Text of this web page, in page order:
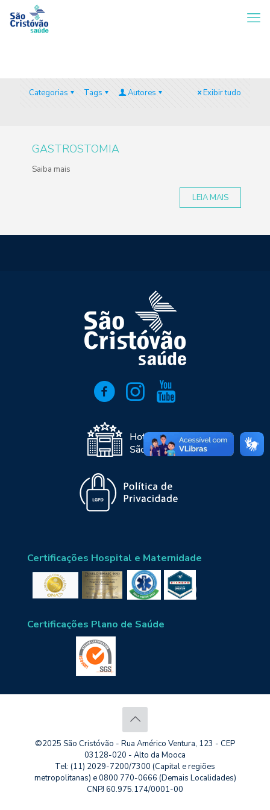
Categorias Tags Autores Exibir tudo
GASTROSTOMIA
Saiba mais
LEIA MAIS
Certificações Hospital e Maternidade
Certificações Plano de Saúde
©2025 São Cristóvão - Rua Américo Ventura, 123 - CEP
03128-020 - Alto da Mooca
Tel: (11) 2029-7200/7300 (Capital e regiões
metropolitanas) e 0800 770-0666 (Demais Localidades)
CNPJ 60.975.174/0001-00